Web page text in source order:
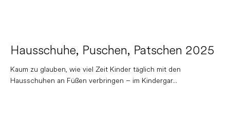
Hausschuhe, Puschen, Patschen 2025
Kaum zu glauben, wie viel Zeit Kinder täglich mit den
Hausschuhen an Füßen verbringen – im Kindergar...